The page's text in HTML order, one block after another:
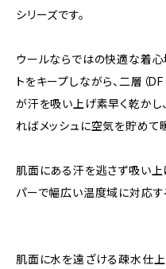
シリーズです。
ウールならではの快適な着
トをキープしながら、二層（
が汗を吸い上げ素早く乾かし
ればメッシュに空気を貯めて
肌面にある汗を逃さず吸い上
パーで幅広い温度域に対応す
肌面に水を遠ざける疎水仕